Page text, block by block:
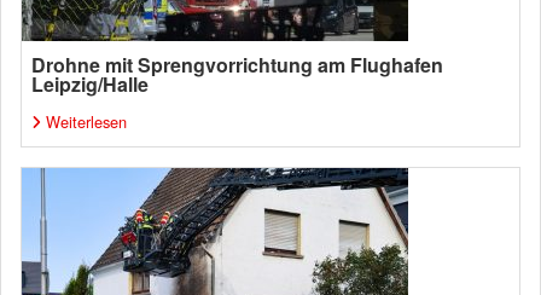
Drohne mit Sprengvorrichtung am Flughafen
Leipzig/Halle
Weiterlesen